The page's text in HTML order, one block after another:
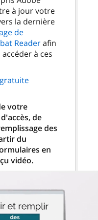
à jour votre
la dernière
de
Readerafin
à ces
votre
de
des
du
en
vidéo.